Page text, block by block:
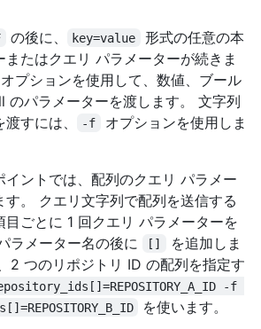
の後に、 key=value
形式の任意の本
またはクエリ パラメーターが続きま
オプションを使用して、数値、ブール
のパラメーターを渡します。 文字列
すには、
-f
オプションを使用しま
イントでは、配列のクエリ パラメー
す。 クエリ文字列で配列を送信する
目ごとに 1 回クエリ パラメーターを
ラメーター名の後に
[]
を追加しま
2 つのリポジトリ ID の配列を指定す
-f
を使います。